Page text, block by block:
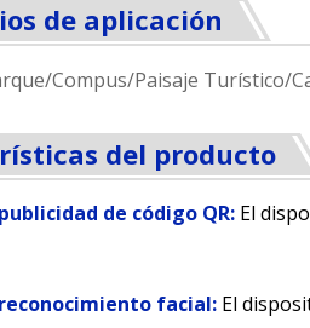
de aplicación
Compus/Paisaje Turístico/
del producto
de código QR: El
facial: El